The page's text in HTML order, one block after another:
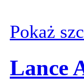
Pokaż
Lance